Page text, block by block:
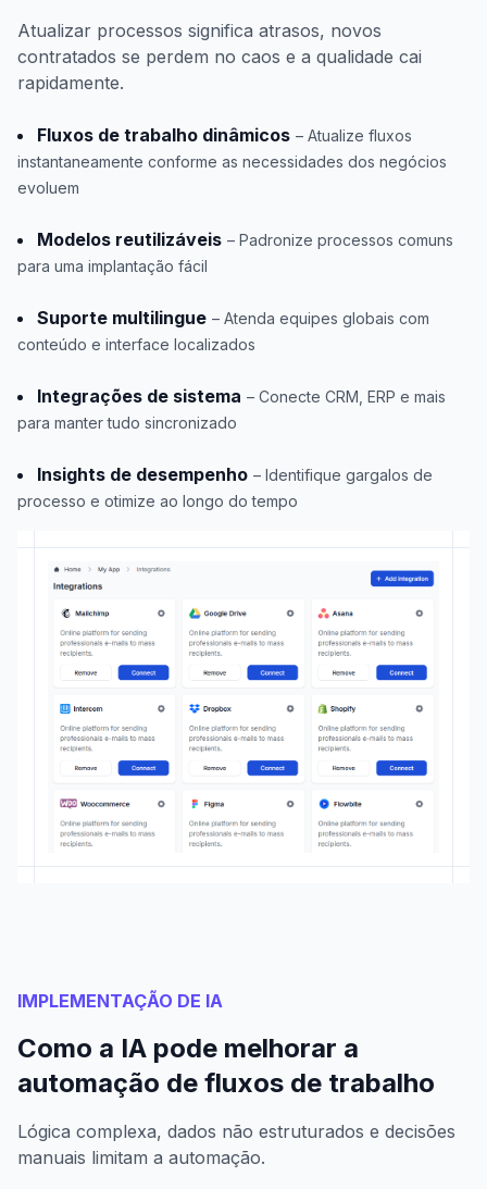
Atualizar processos significa atrasos, novos
contratados se perdem no caos e a qualidade cai
rapidamente.
Fluxos de trabalho dinâmicos – Atualize fluxos
instantaneamente conforme as necessidades dos negócios
evoluem
Modelos reutilizáveis – Padronize processos comuns
para uma implantação fácil
Suporte multilingue – Atenda equipes globais com
conteúdo e interface localizados
Integrações de sistema – Conecte CRM, ERP e mais
para manter tudo sincronizado
Insights de desempenho – Identifique gargalos de
processo e otimize ao longo do tempo
IMPLEMENTAÇÃO DE IA
Como a IA pode melhorar a
automação de fluxos de trabalho
Lógica complexa, dados não estruturados e decisões
manuais limitam a automação.